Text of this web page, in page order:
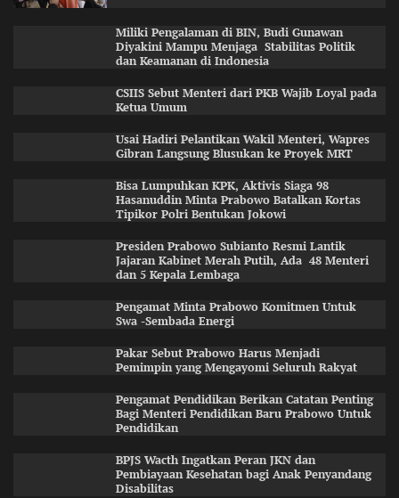
Miliki Pengalaman di BIN, Budi Gunawan
Diyakini Mampu Menjaga Stabilitas Politik
dan Keamanan di Indonesia
CSIIS Sebut Menteri dari PKB Wajib Loyal pada
Ketua Umum
Usai Hadiri Pelantikan Wakil Menteri, Wapres
Gibran Langsung Blusukan ke Proyek MRT
Bisa Lumpuhkan KPK, Aktivis Siaga 98
Hasanuddin Minta Prabowo Batalkan Kortas
Tipikor Polri Bentukan Jokowi
Presiden Prabowo Subianto Resmi Lantik
Jajaran Kabinet Merah Putih, Ada 48 Menteri
dan 5 Kepala Lembaga
Pengamat Minta Prabowo Komitmen Untuk
Swa -Sembada Energi
Pakar Sebut Prabowo Harus Menjadi
Pemimpin yang Mengayomi Seluruh Rakyat
Pengamat Pendidikan Berikan Catatan Penting
Bagi Menteri Pendidikan Baru Prabowo Untuk
Pendidikan
BPJS Wacth Ingatkan Peran JKN dan
Pembiayaan Kesehatan bagi Anak Penyandang
Disabilitas